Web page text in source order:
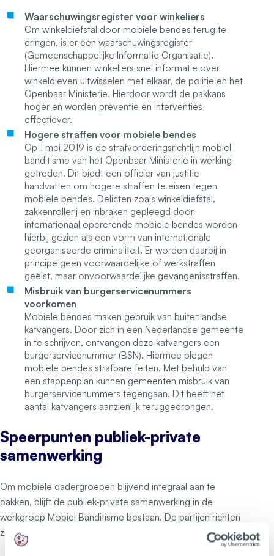
Waarschuwingsregister voor winkeliers
Om winkeldiefstal door mobiele bendes terug te
dringen, is er een waarschuwingsregister
(Gemeenschappelijke Informatie Organisatie).
Hiermee kunnen winkeliers snel informatie over
winkeldieven uitwisselen met elkaar, de politie en het
Openbaar Ministerie. Hierdoor wordt de pakkans
hoger en worden preventie en interventies
effectiever.
Hogere straffen voor mobiele bendes
Op 1 mei 2019 is de strafvorderingsrichtlijn mobiel
banditisme van het Openbaar Ministerie in werking
getreden. Dit biedt een officier van justitie
handvatten om hogere straffen te eisen tegen
mobiele bendes. Delicten zoals winkeldiefstal,
zakkenrollerij en inbraken gepleegd door
internationaal opererende mobiele bendes worden
hierbij gezien als een vorm van internationale
georganiseerde criminaliteit. Er worden daarbij in
principe geen voorwaardelijke of werkstraffen
geëist, maar onvoorwaardelijke gevangenisstraffen.
Misbruik van burgerservicenummers
voorkomen
Mobiele bendes maken gebruik van buitenlandse
katvangers. Door zich in een Nederlandse gemeente
in te schrijven, ontvangen deze katvangers een
burgerservicenummer (BSN). Hiermee plegen
mobiele bendes strafbare feiten. Met behulp van
een stappenplan kunnen gemeenten misbruik van
burgerservicenummers tegengaan. Dit heeft het
aantal katvangers aanzienlijk teruggedrongen.
Speerpunten publiek-private
samenwerking
Om mobiele dadergroepen blijvend integraal aan te
pakken, blijft de publiek-private samenwerking in de
werkgroep Mobiel Banditisme bestaan. De partijen richten
zich de komende tijd gezamenlijk op de volgende punten: